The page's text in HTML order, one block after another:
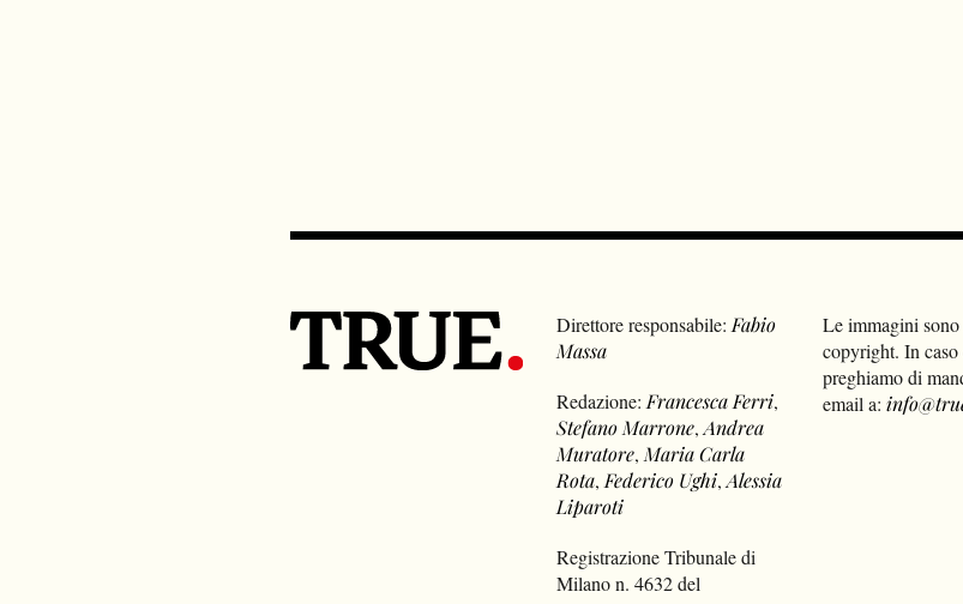
Direttore responsabile: Fabio
Massa
Redazione: Francesca Ferri,
Stefano Marrone,Andrea
Muratore, Maria Carla
Rota, Federico Ughi,Alessia
Liparoti
Registrazione Tribunale di
Milano n. 4632 del
Le immagini sono
copyright. In
preghiamo di
email a: